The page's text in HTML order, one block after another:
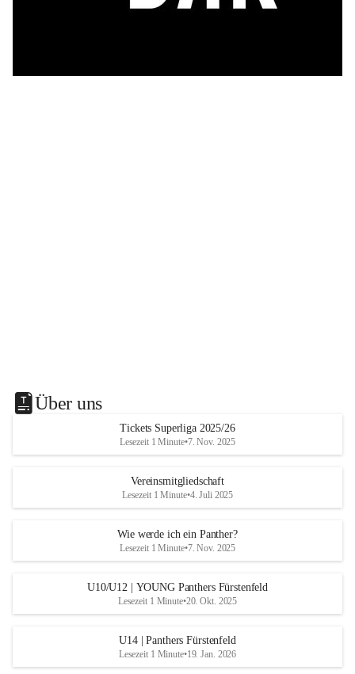
Über uns
Tickets Superliga 2025/26
Lesezeit 1 Minute•7. Nov. 2025
Vereinsmitgliedschaft
Lesezeit 1 Minute•4. Juli 2025
Wie werde ich ein Panther?
Lesezeit 1 Minute•7. Nov. 2025
U10/U12 | YOUNG Panthers Fürstenfeld
Lesezeit 1 Minute•20. Okt. 2025
U14 | Panthers Fürstenfeld
Lesezeit 1 Minute•19. Jan. 2026